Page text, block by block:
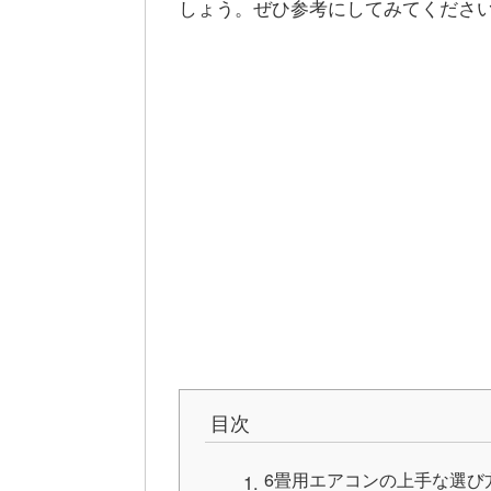
しょう。ぜひ参考にしてみてくださ
目次
6畳用エアコンの上手な選び